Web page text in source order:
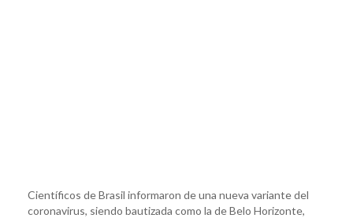
Científicos de Brasil informaron de una nueva variante del
coronavirus, siendo bautizada como la de Belo Horizonte,